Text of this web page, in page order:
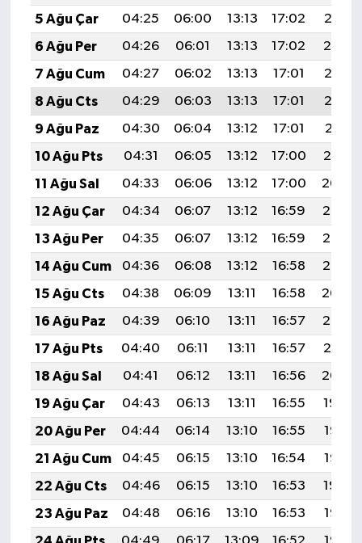
5 Ağu Çar
04:25 06:00 13:13 17:02
20:16
6 Ağu Per
04:26 06:01 13:13 17:02
20:14
7 Ağu Cum
04:27 06:02 13:13 17:01
20:13
8 Ağu Cts
04:29 06:03 13:13 17:01
20:12
9 Ağu Paz
04:30 06:04 13:12 17:01
20:11
10 Ağu Pts
04:31 06:05 13:12 17:00
20:10
11 Ağu Sal
04:33 06:06 13:12 17:00
20:09
12 Ağu Çar
04:34 06:07 13:12 16:59
20:08
13 Ağu Per
04:35 06:07 13:12 16:59
20:06
14 Ağu Cum
04:36 06:08 13:12 16:58
20:05
15 Ağu Cts
04:38 06:09 13:11 16:58
20:04
16 Ağu Paz
04:39 06:10 13:11 16:57
20:03
17 Ağu Pts
04:40 06:11 13:11 16:57
20:01
18 Ağu Sal
04:41 06:12 13:11 16:56
20:00
19 Ağu Çar
04:43 06:13 13:11 16:55
19:59
20 Ağu Per
04:44 06:14 13:10 16:55
19:57
21 Ağu Cum
04:45 06:15 13:10 16:54
19:56
22 Ağu Cts
04:46 06:15 13:10 16:53
19:54
23 Ağu Paz
04:48 06:16 13:10 16:53
19:53